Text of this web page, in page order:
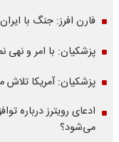
فارن افرز: جنگ با
پزشکیان: با امر و نهی
پزشکیان: آمریکا تلاش
ادعای رویترز درباره
می‌شود؟